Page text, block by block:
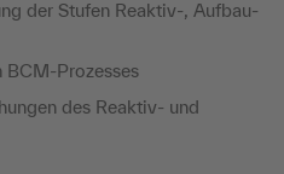
der Stufen Reaktiv-, Aufbau-
BCM-Prozesses
des Reaktiv- und